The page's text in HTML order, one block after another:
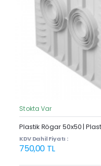
Stokta Var
Plastik Rögar 50x50 |
KDV Dahil Fiyatı :
750,00 TL